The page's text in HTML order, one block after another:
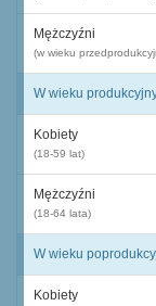
Mężczyźni
(w wieku
W wieku
Kobiety
(18-59 lat)
Mężczyźni
(18-64 lata)
W wieku
Kobiety